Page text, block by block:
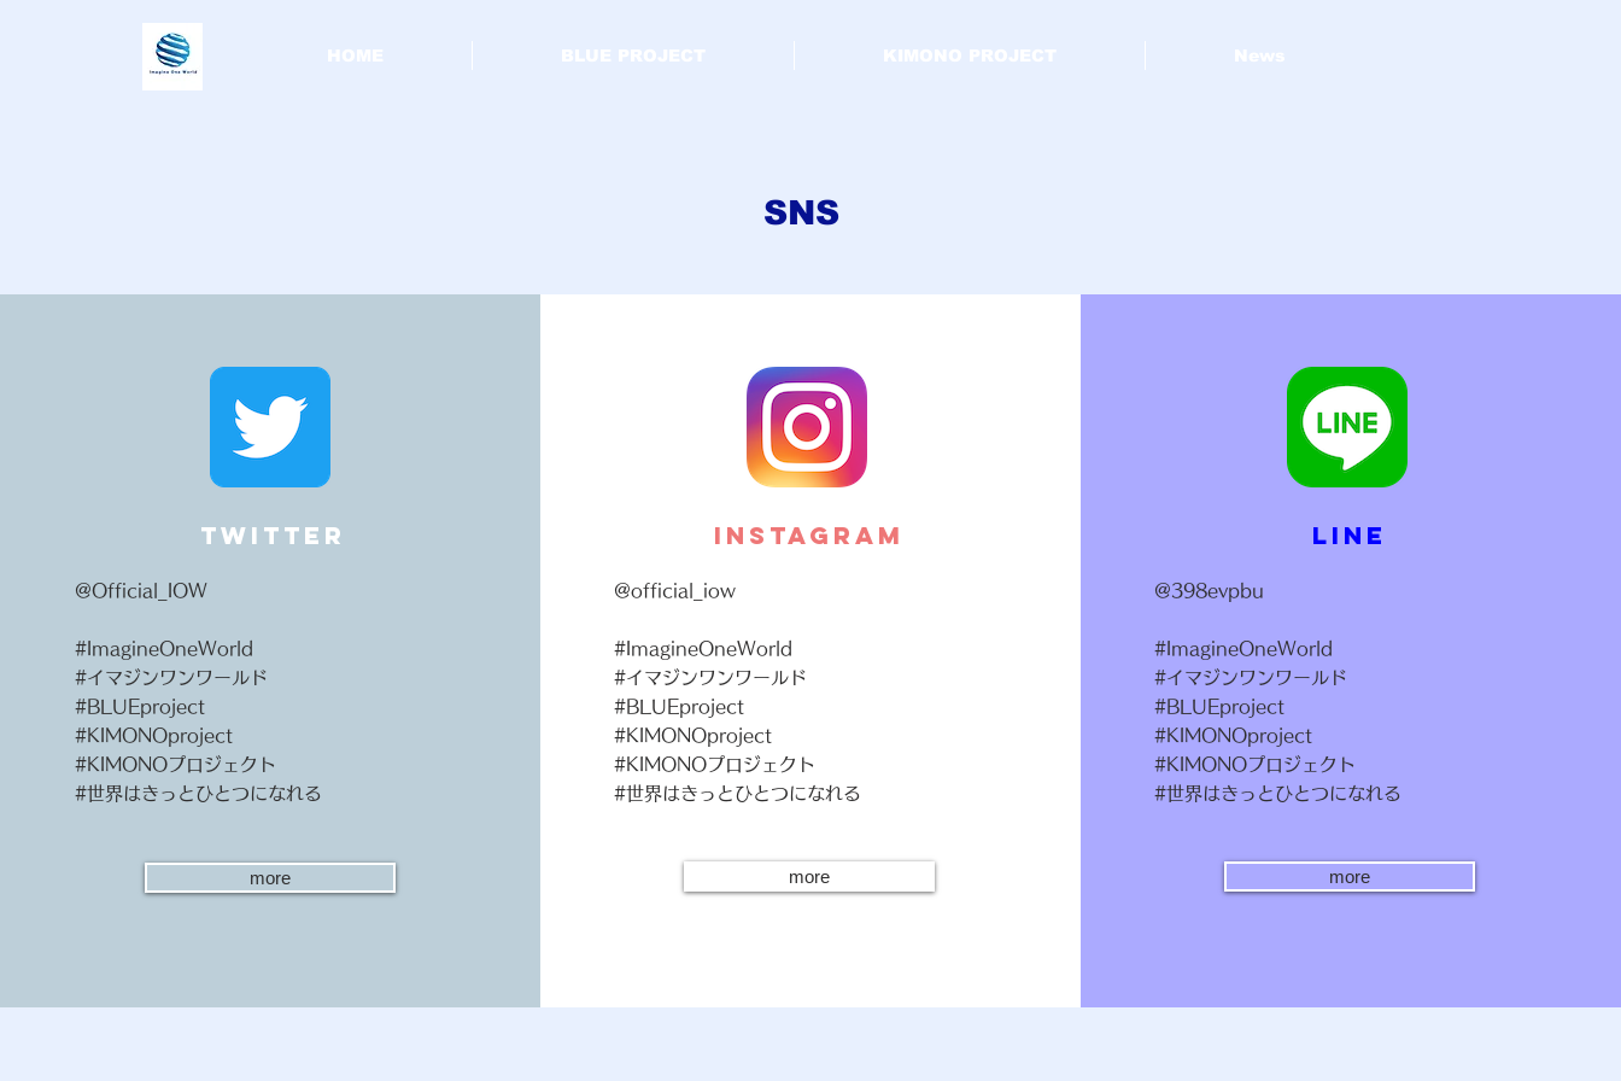
SNS
Twitter
@Official_IOW
​#ImagineOneWorld
#イマジンワンワールド​
#BLUEproject
#KIMONOproject
#KIMONOプロジェクト
#世界はきっとひとつになれる
more
Instagram
@official_iow
​#ImagineOneWorld
#イマジンワンワールド​
#BLUEproject
#KIMONOproject
#KIMONOプロジェクト
#世界はきっとひとつになれる
more
LINE
@​398evpbu
​#ImagineOneWorld
#イマジンワンワールド​
#BLUEproject
#KIMONOproject
#KIMONOプロジェクト
#世界はきっとひとつになれる
more